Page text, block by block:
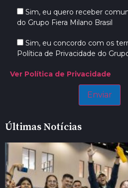
Sim, eu quero receber
do Grupo Fiera Milano Brasil
Sim, eu concordo com os
Política de Privacidade do
Ver Política de Privacidade
Últimas Notícias